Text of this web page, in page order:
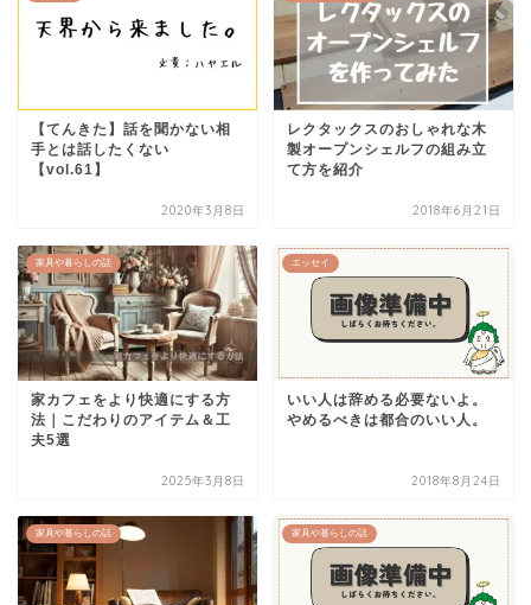
【てんきた】話を聞かない相
手とは話したくない
【vol.61】
2020年3月8日
レクタックスのおしゃれな木
製オープンシェルフの組み立
て方を紹介
2018年6月21日
家具や暮らしの話
家カフェをより快適にする方
法｜こだわりのアイテム＆工
夫5選
2025年3月8日
エッセイ
いい人は辞める必要ないよ。
やめるべきは都合のいい人。
2018年8月24日
家具や暮らしの話 家具や暮らしの話